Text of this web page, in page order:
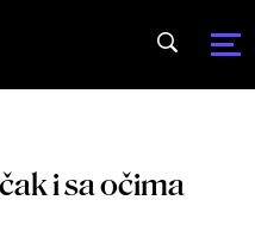
i sa očima